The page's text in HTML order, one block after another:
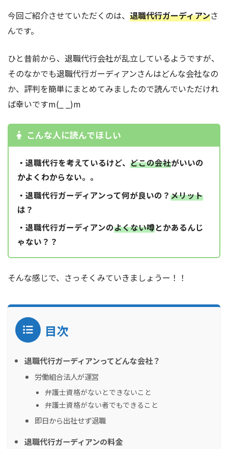
今回ご紹介させていただくのは、 退職代行ガーディアンさ
んです。
ひと昔前から、退職代行会社が乱立しているようですが、
そのなかでも退職代行ガーディアンさんはどんな会社なの
か、評判を簡単にまとめてみましたので読んでいただけれ
ば幸いですm(_ _)m
こんな人に読んでほしい
・退職代行を考えているけど、どこの会社がいいの
かよくわからない。。
・退職代行ガーディアンって何が良いの？メリット
は？
・退職代行ガーディアンのよくない噂とかあるんじ
ゃない？？
そんな感じで、さっそくみていきましょうー！！
目次
退職代行ガーディアンってどんな会社？
労働組合法人が運営
弁護士資格がないとできないこと
弁護士資格がない者でもできること
即日から出社せず退職
退職代行ガーディアンの料金